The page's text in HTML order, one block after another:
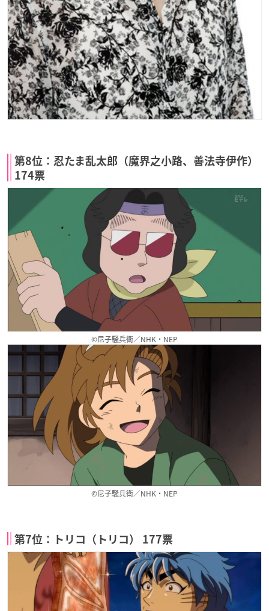
第8位：忍たま乱太郎（魔界之小路、善法寺伊作）
174票
©尼子騒兵衛／NHK・NEP
©尼子騒兵衛／NHK・NEP
第7位：トリコ（トリコ） 177票